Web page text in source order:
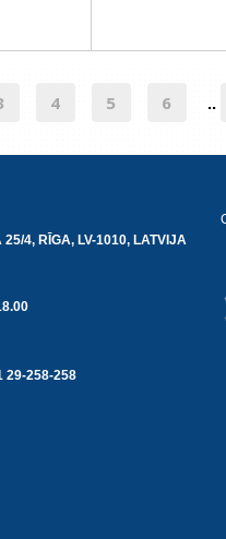
4 5 6 ..
4, RĪGA, LV-1010, LATVIJA
29-258-258